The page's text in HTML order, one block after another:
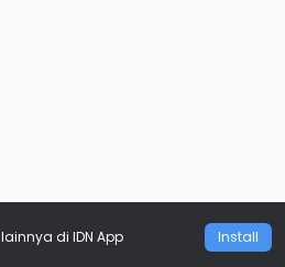
lainnya di IDN App Install